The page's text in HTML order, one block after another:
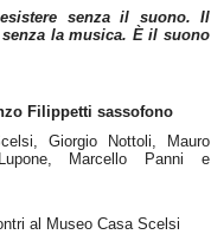
senza il suono. Il
la musica. È il suono
Filippetti sassofono
Giorgio Nottoli, Mauro
Marcello Panni e
al Museo Casa Scelsi